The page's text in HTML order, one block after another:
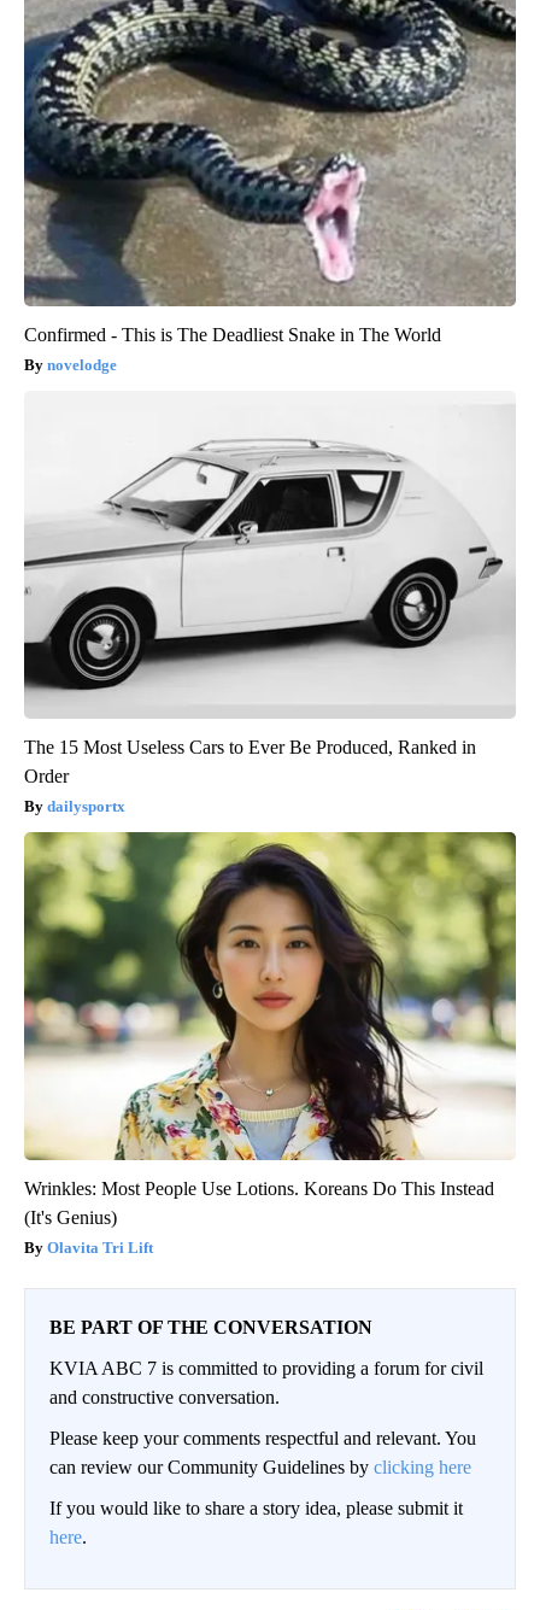
Confirmed - This is The Deadliest Snake in The World
novelodge
The 15 Most Useless Cars to Ever Be Produced, Ranked in
Order
dailysportx
Wrinkles: Most People Use Lotions. Koreans Do This Instead
(It's Genius)
Olavita Tri Lift
BE PART OF THE CONVERSATION
KVIA ABC 7 is committed to providing a forum for civil
and constructive conversation.
Please keep your comments respectful and relevant. You
can review our Community Guidelines by clicking here
If you would like to share a story idea, please submit it
here.